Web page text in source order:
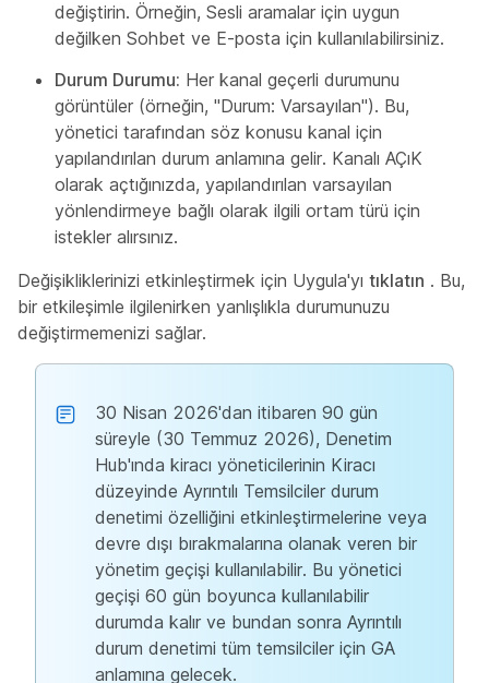
değiştirin. Örneğin, Sesli aramalar için uygun
değilken Sohbet ve E-posta için kullanılabilirsiniz.
Durum Durumu: Her kanal geçerli durumunu
görüntüler (örneğin, "Durum: Varsayılan"). Bu,
yönetici tarafından söz konusu kanal için
yapılandırılan durum anlamına gelir. Kanalı AÇıK
olarak açtığınızda, yapılandırılan varsayılan
yönlendirmeye bağlı olarak ilgili ortam türü için
istekler alırsınız.
Değişikliklerinizi etkinleştirmek için Uygula'yı tıklatın . Bu,
bir etkileşimle ilgilenirken yanlışlıkla durumunuzu
değiştirmemenizi sağlar.
30 Nisan 2026'dan itibaren 90 gün
süreyle (30 Temmuz 2026), Denetim
Hub'ında kiracı yöneticilerinin Kiracı
düzeyinde Ayrıntılı Temsilciler durum
denetimi özelliğini etkinleştirmelerine veya
devre dışı bırakmalarına olanak veren bir
yönetim geçişi kullanılabilir. Bu yönetici
geçişi 60 gün boyunca kullanılabilir
durumda kalır ve bundan sonra Ayrıntılı
durum denetimi tüm temsilciler için GA
anlamına gelecek.